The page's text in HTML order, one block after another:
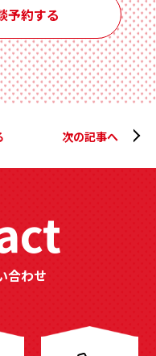
予約する
次の記事へ
合わせ